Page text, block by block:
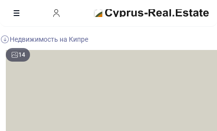
Недвижимость на Кипре
14